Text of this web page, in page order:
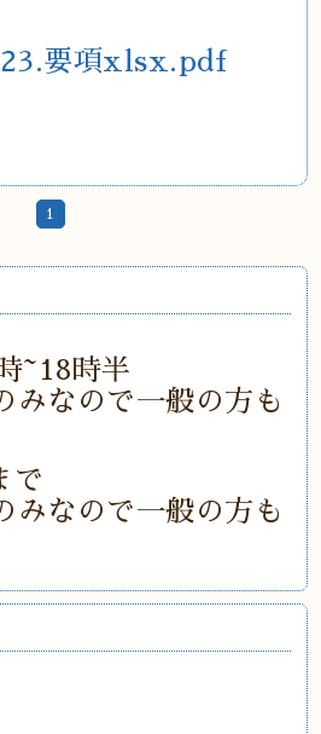
要項xlsx.pdf
1
~18時半
みなので一般の方も
で
みなので一般の方も